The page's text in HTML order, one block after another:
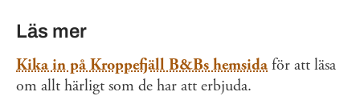
Läs mer
Kika in på Kroppefjäll B&Bs hemsidaför att läsa
om allt härligt som de har att erbjuda.